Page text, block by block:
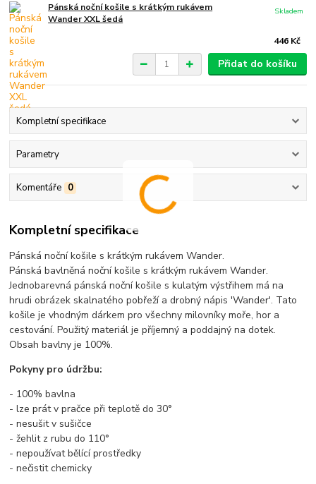
Pánská noční košile s krátkým rukávem
Wander XXL šedá
446 Kč
Skladem
Přidat do košíku
Kompletní specifikace
Parametry
Komentáře 0
Kompletní specifikace
Pánská noční košile s krátkým rukávem Wander.
Pánská bavlněná noční košile s krátkým rukávem Wander.
Jednobarevná pánská noční košile s kulatým výstřihem má na
hrudi obrázek skalnatého pobřeží a drobný nápis 'Wander'. Tato
košile je vhodným dárkem pro všechny milovníky moře, hor a
cestování. Použitý materiál je příjemný a poddajný na dotek.
Obsah bavlny je 100%.
Pokyny pro údržbu:
- 100% bavlna
- lze prát v pračce při teplotě do 30°
- nesušit v sušičce
- žehlit z rubu do 110°
- nepoužívat bělící prostředky
- nečistit chemicky